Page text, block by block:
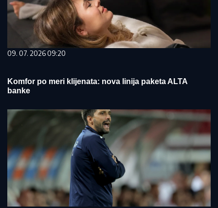
09. 07. 2026 09:20
Komfor po meri klijenata: nova linija paketa ALTA
banke